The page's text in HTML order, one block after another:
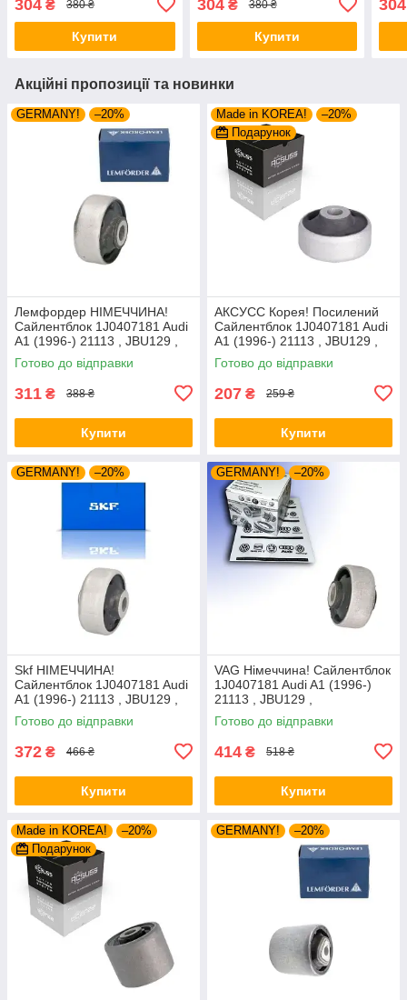
38379 , FE38403 ,
VKDS331041
304 ₴ 380 ₴
Купити
(2017-). Нижній. 38379 ,
FE38403 , VKDS331041
304₴ 380 ₴
Купити
304
Акційні пропозиції та новинки
GERMANY! –20%
Лемфордер НІМЕЧЧИНА!
Сайлентблок 1J0407181 Audi
A1 (1996-) 21113 , JBU129 ,
VKDS331001
Готово до відправки
311 ₴ 388 ₴
Купити
Made in KOREA!
–20%
Подарунок
АКСУСС Корея! Посилений
Сайлентблок 1J0407181 Audi
A1 (1996-) 21113 , JBU129 ,
VKDS331001
Готово до відправки
207 ₴ 259 ₴
Купити
GERMANY! –20%
Skf НІМЕЧЧИНА!
Сайлентблок 1J0407181 Audi
A1 (1996-) 21113 , JBU129 ,
VKDS331001
Готово до відправки
372 ₴ 466 ₴
Купити
GERMANY! –20%
VAG Німеччина! Сайлентблок
1J0407181 Audi A1 (1996-)
21113 , JBU129 ,
VKDS331001
Готово до відправки
414 ₴ 518 ₴
Купити
Made in KOREA!
–20%
Подарунок
GERMANY! –20%